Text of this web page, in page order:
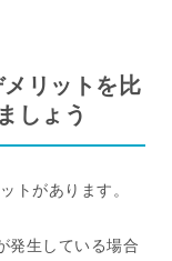
リットを比
しょう
トがあります。
発生している場合